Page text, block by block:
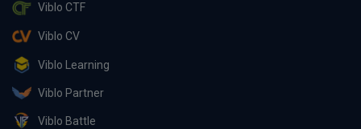
Viblo CTF
Viblo CV
Viblo Learning
Viblo Partner
Viblo Battle